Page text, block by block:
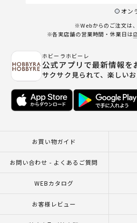
オン
※Webからのご注文は
※各実店舗の営業時間・休業日は
ホビーラホビーレ
公式アプリで最新情報を
サクサク見られて、楽しい
お買い物ガイド
お問い合わせ - よくあるご質問
WEBカタログ
お客様レビュー